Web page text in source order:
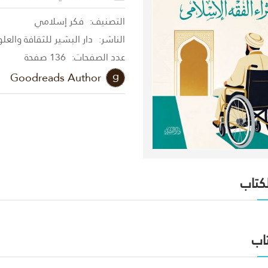
التصنيف: فكر إسلامي
الناشر: دار البشير للثقافة
عدد الصفحات: 136 صفحة
Goodreads Author